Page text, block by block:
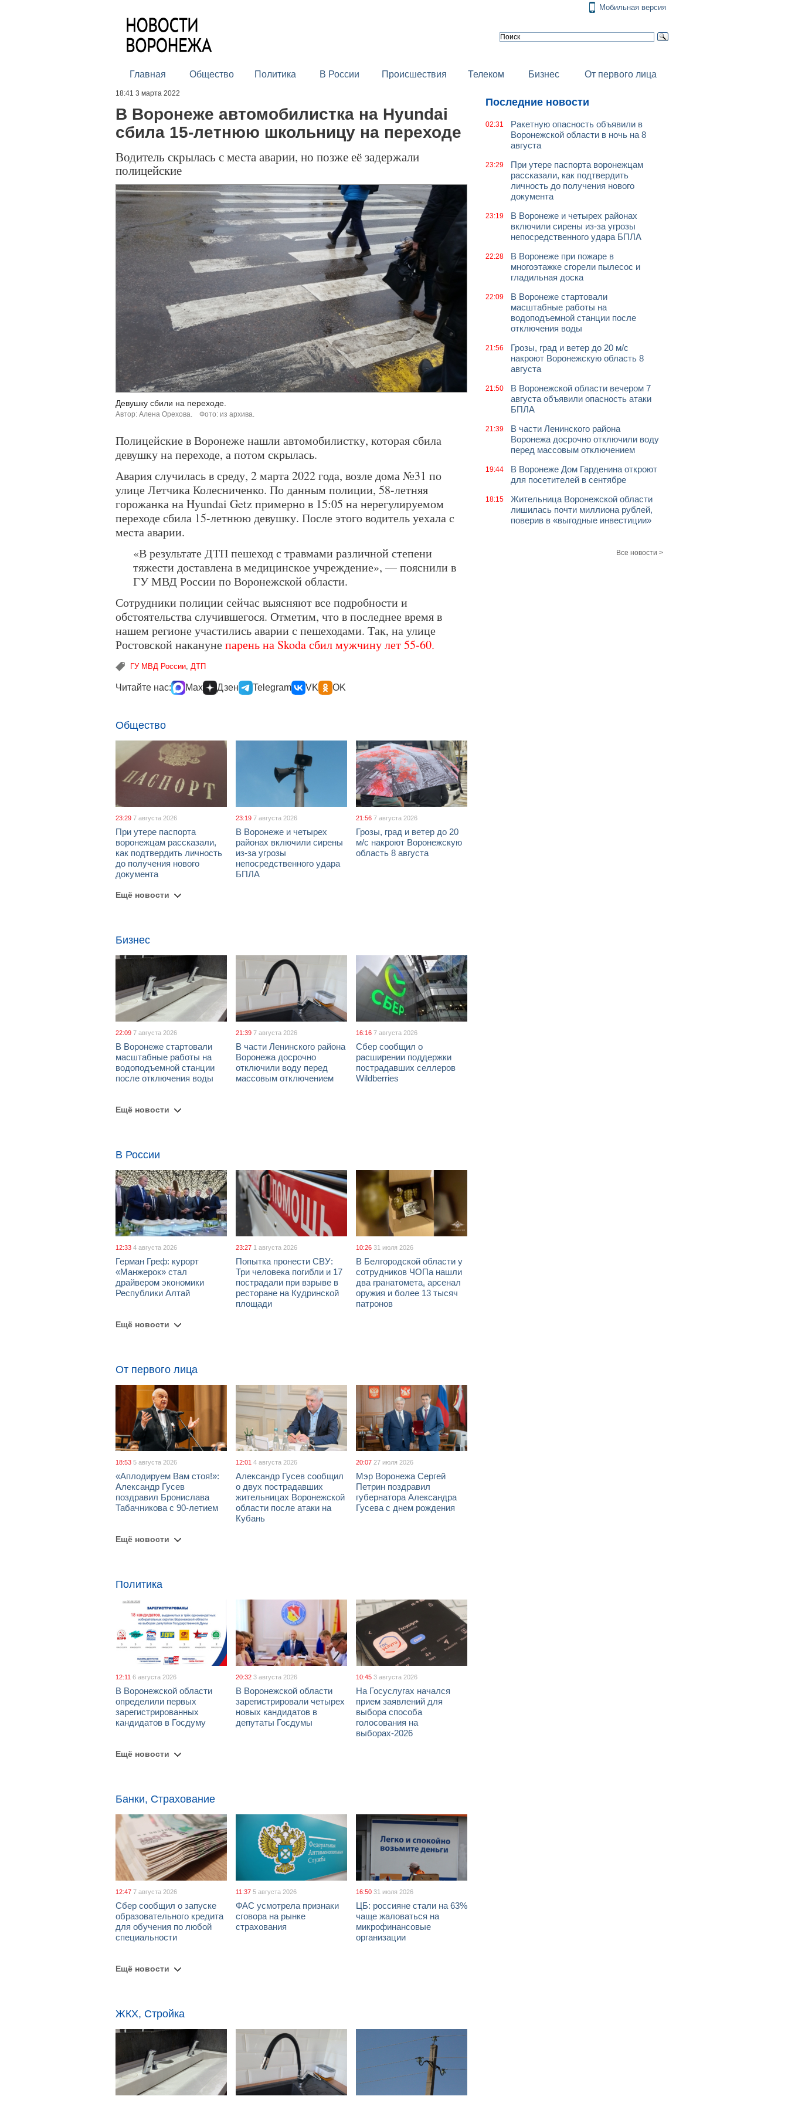
Мобильная версия
Главная Общество Политика В России Происшествия Телеком Бизнес От первого лица
18:41 3 марта 2022
В Воронеже автомобилистка на Hyundai
сбила 15-летнюю школьницу на переходе
Водитель скрылась с места аварии, но позже её задержали
полицейские
Девушку сбили на переходе.
Автор: Алена Орехова. Фото: из архива.
Полицейские в Воронеже нашли автомобилистку, которая сбила
девушку на переходе, а потом скрылась.
Авария случилась в среду, 2 марта 2022 года, возле дома №31 по
улице Летчика Колесниченко. По данным полиции, 58-летняя
горожанка на Hyundai Getz примерно в 15:05 на нерегулируемом
переходе сбила 15-летнюю девушку. После этого водитель уехала с
места аварии.
«В результате ДТП пешеход с травмами различной степени
тяжести доставлена в медицинское учреждение», — пояснили в
ГУ МВД России по Воронежской области.
Сотрудники полиции сейчас выясняют все подробности и
обстоятельства случившегося. Отметим, что в последнее время в
нашем регионе участились аварии с пешеходами. Так, на улице
Ростовской наканунепарень на Skoda сбил мужчину лет 55-60.
ГУ МВД России, ДТП
Читайте нас: Max Дзен Telegram VK OK
Общество
23:29 7 августа 2026
При утере паспорта
воронежцам рассказали,
как подтвердить личность
до получения нового
документа
23:19 7 августа 2026
В Воронеже и четырех
районах включили сирены
из-за угрозы
непосредственного удара
БПЛА
21:56 7 августа 2026
Грозы, град и ветер до 20
м/с накроют Воронежскую
область 8 августа
Ещё новости
Бизнес
22:09 7 августа 2026
В Воронеже стартовали
масштабные работы на
водоподъемной станции
после отключения воды
21:39 7 августа 2026
В части Ленинского района
Воронежа досрочно
отключили воду перед
массовым отключением
16:16 7 августа 2026
Сбер сообщил о
расширении поддержки
пострадавших селлеров
Wildberries
Ещё новости
В России
12:33 4 августа 2026
Герман Греф: курорт
«Манжерок» стал
драйвером экономики
Республики Алтай
23:27 1 августа 2026
Попытка пронести СВУ:
Три человека погибли и 17
пострадали при взрыве в
ресторане на Кудринской
площади
10:26 31 июля 2026
В Белгородской области у
сотрудников ЧОПа нашли
два гранатомета, арсенал
оружия и более 13 тысяч
патронов
Ещё новости
От первого лица
18:53 5 августа 2026
«Аплодируем Вам стоя!»:
Александр Гусев
поздравил Бронислава
Табачникова с 90-летием
12:01 4 августа 2026
Александр Гусев сообщил
о двух пострадавших
жительницах Воронежской
области после атаки на
Кубань
20:07 27 июля 2026
Мэр Воронежа Сергей
Петрин поздравил
губернатора Александра
Гусева с днем рождения
Ещё новости
Политика
12:11 6 августа 2026
В Воронежской области
определили первых
зарегистрированных
кандидатов в Госдуму
20:32 3 августа 2026
В Воронежской области
зарегистрировали четырех
новых кандидатов в
депутаты Госдумы
10:45 3 августа 2026
На Госуслугах начался
прием заявлений для
выбора способа
голосования на
выборах-2026
Ещё новости
Банки, Страхование
12:47 7 августа 2026
Сбер сообщил о запуске
образовательного кредита
для обучения по любой
специальности
11:37 5 августа 2026
ФАС усмотрела признаки
сговора на рынке
страхования
16:50 31 июля 2026
ЦБ: россияне стали на 63%
чаще жаловаться на
микрофинансовые
организации
Ещё новости
ЖКХ, Стройка
Последние новости
02:31
Ракетную опасность объявили в
Воронежской области в ночь на 8
августа
23:29
При утере паспорта воронежцам
рассказали, как подтвердить
личность до получения нового
документа
23:19
В Воронеже и четырех районах
включили сирены из-за угрозы
непосредственного удара БПЛА
22:28
В Воронеже при пожаре в
многоэтажке сгорели пылесос и
гладильная доска
22:09
В Воронеже стартовали
масштабные работы на
водоподъемной станции после
отключения воды
21:56
Грозы, град и ветер до 20 м/с
накроют Воронежскую область 8
августа
21:50
В Воронежской области вечером 7
августа объявили опасность атаки
БПЛА
21:39
В части Ленинского района
Воронежа досрочно отключили воду
перед массовым отключением
19:44
В Воронеже Дом Гарденина откроют
для посетителей в сентябре
18:15
Жительница Воронежской области
лишилась почти миллиона рублей,
поверив в «выгодные инвестиции»
Все новости >